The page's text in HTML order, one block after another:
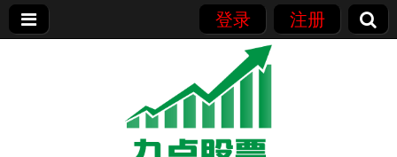
登录 注册